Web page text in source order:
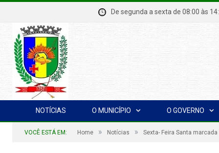
De segunda a sexta de 08:00
NOTÍCIAS O MUNICÍPIO O GOVERNO
VOCÊ ESTÁ EM: Home » Notícias » Sexta- Feira Santa